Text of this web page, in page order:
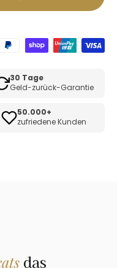
30 Tage
Geld-zurück-Garantie
50.000+
zufriedene Kunden
das